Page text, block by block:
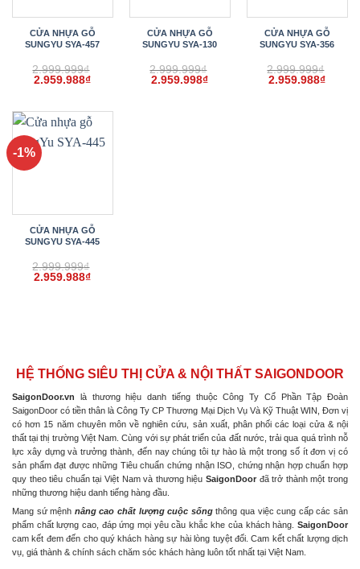
CỬA NHỰA GỖ
SUNGYU SYA-457
2.999.999₫
Giá
2.999.999₫.
2.959.988₫Giá
là:
2.959.988₫.
CỬA NHỰA GỖ
SUNGYU SYA-130
2.999.999₫
Giá
2.959.998₫Giá
CỬA NHỰA GỖ
SUNGYU SYA-356
2.999.999₫
Giá
2.959.988₫Giá
-1%
CỬA NHỰA GỖ
SUNGYU SYA-445
2.999.999₫
Giá
2.959.988₫Giá
HỆ THỐNG SIÊU THỊ CỬA & NỘI THẤT SAIGONDOOR
SaigonDoor.vn là thương hiệu danh tiếng thuộc Công Ty Cổ Phần Tập Đoàn
SaigonDoor có tiền thân là Công Ty CP Thương Mại Dịch Vụ Và Kỹ Thuật WIN, Đơn vị
có hơn 15 năm chuyên môn về nghiên cứu, sản xuất, phân phối các loại cửa & nội
thất tại thị trường Việt Nam. Cùng với sự phát triển của đất nước, trải qua quá trình nỗ
lực xây dựng và trưởng thành, đến nay chúng tôi tự hào là một trong số ít đơn vị có
sản phẩm đạt được những Tiêu chuẩn chứng nhận ISO, chứng nhận hợp chuẩn hợp
quy theo tiêu chuẩn tại Việt Nam và thương hiệu SaigonDoor đã trở thành một trong
những thương hiệu danh tiếng hàng đầu.
Mang sứ mệnh nâng cao chất lượng cuộc sốngthông qua việc cung cấp các sản
phẩm chất lượng cao, đáp ứng mọi yêu cầu khắc khe của khách hàng. SaigonDoor
cam kết đem đến cho quý khách hàng sự hài lòng tuyệt đối. Cam kết chất lượng dịch
vụ, giá thành & chính sách chăm sóc khách hàng luôn tốt nhất tại Việt Nam.